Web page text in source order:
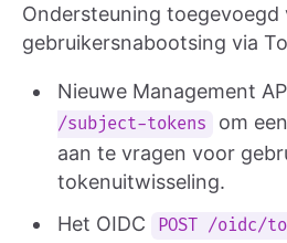
Ondersteuning toegevoegd
gebruikersnabootsing via
Nieuwe Management
/subject-tokens
om een
aan te vragen voor
tokenuitwisseling.
Het OIDC
POST /oidc/